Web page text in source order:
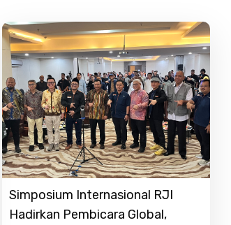
Simposium Internasional RJI
Hadirkan Pembicara Global,